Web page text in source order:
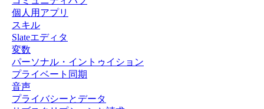
個人用アプリ
スキル
Slateエディタ
変数
パーソナル・イントゥイション
プライベート同期
音声
プライバシーとデータ